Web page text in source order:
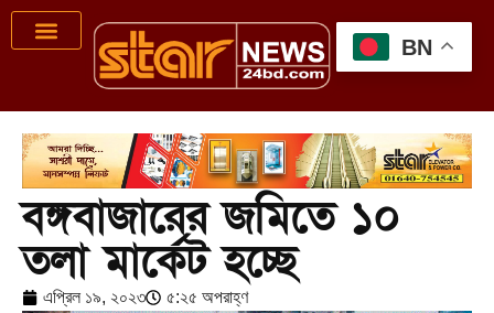
বঙ্গবাজারের জমিতে ১০
তলা মার্কেট হচ্ছে
এপ্রিল ১৯, ২০২৩ ৫:২৫ অপরাহ্ণ
BN